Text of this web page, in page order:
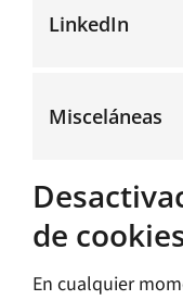
LinkedIn
Misceláneas
de
En cualquier